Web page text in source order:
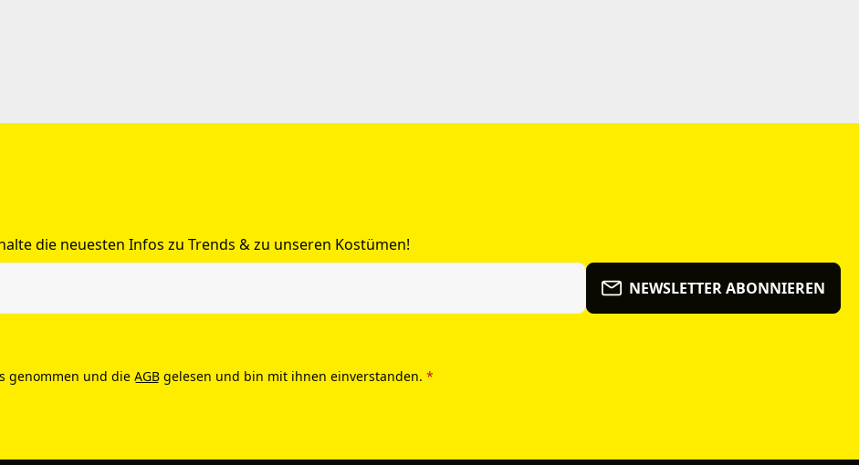
die neuesten Infos zu Trends & zu unseren Kostümen!
NEWSLETTER ABONNIEREN
genommen und die AGB gelesen und bin mit ihnen einverstanden. *